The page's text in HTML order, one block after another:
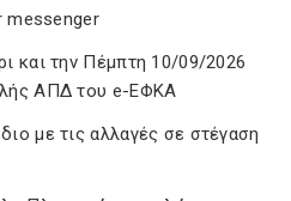
messenger
και την Πέμπτη 10/09/2026
ΑΠΔ του e-ΕΦΚΑ
με τις αλλαγές σε στέγαση